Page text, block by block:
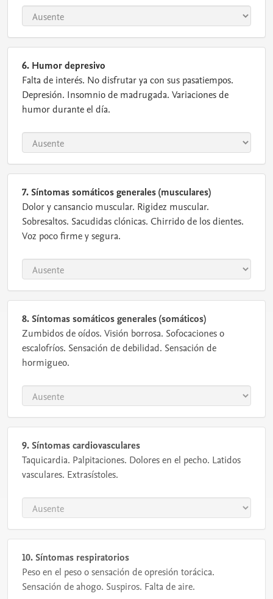
6. Humor depresivo
Falta de interés. No disfrutar ya con sus pasatiempos.
Depresión. Insomnio de madrugada. Variaciones de
humor durante el día.
7. Síntomas somáticos generales (musculares)
Dolor y cansancio muscular. Rigidez muscular.
Sobresaltos. Sacudidas clónicas. Chirrido de los dientes.
Voz poco firme y segura.
8. Síntomas somáticos generales (somáticos)
Zumbidos de oídos. Visión borrosa. Sofocaciones o
escalofríos. Sensación de debilidad. Sensación de
hormigueo.
9. Síntomas cardiovasculares
Taquicardia. Palpitaciones. Dolores en el pecho. Latidos
vasculares. Extrasístoles.
10. Síntomas respiratorios
Peso en el peso o sensación de opresión torácica.
Sensación de ahogo. Suspiros. Falta de aire.